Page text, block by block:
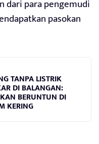
dari para pengemudi
pasokan
TANPA LISTRIK
DI BALANGAN:
BERUNTUN DI
KERING